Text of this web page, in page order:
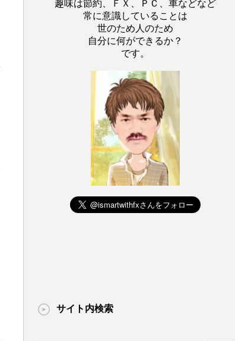
趣味は節約、ＦＸ、ＰＣ、車などなど
常に意識していることは
世のため人のため
自分に何ができるか？
です。
サイト内検索